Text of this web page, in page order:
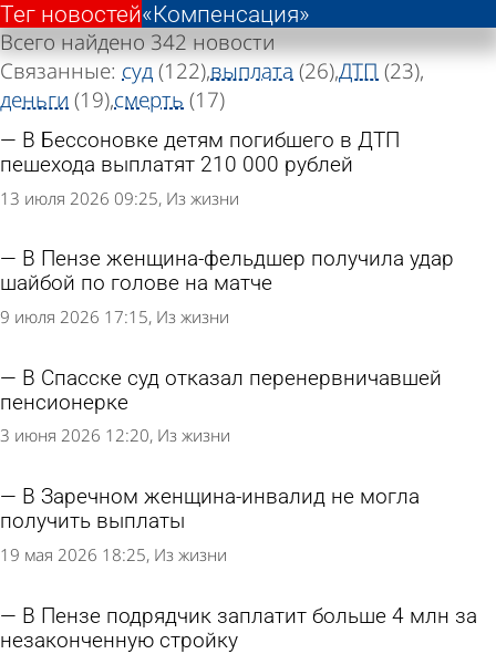
«Компенсация»
Тег новостей
Всего найдено 342 новости
Связанные: суд(122)выплата (26)ДТП (23)
деньги (19)смерть (17)
В Бессоновке детям погибшего в ДТП
пешехода выплатят 210 000 рублей
13 июля 2026 09:25 Из жизни
В Пензе женщина-фельдшер получила удар
шайбой по голове на матче
9 июля 2026 17:15 Из жизни
В Спасске суд отказал перенервничавшей
пенсионерке
3 июня 2026 12:20 Из жизни
В Заречном женщина-инвалид не могла
получить выплаты
19 мая 2026 18:25 Из жизни
В Пензе подрядчик заплатит больше 4 млн за
незаконченную стройку
«Компенсация»
Тег новостей